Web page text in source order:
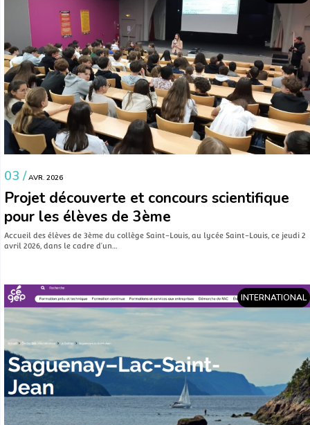
03 / AVR. 2026
Projet découverte et concours scientifique
pour les élèves de 3ème
Accueil des élèves de 3ème du collège Saint-Louis, au lycée Saint-Louis, ce jeudi 2
avril 2026, dans le cadre d’un…
INTERNATIONAL